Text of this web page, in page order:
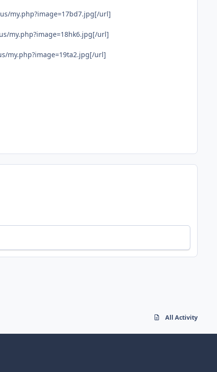
my.php?image=17bd7.jpg[/url]
my.php?image=18hk6.jpg[/url]
my.php?image=19ta2.jpg[/url]
All Activity